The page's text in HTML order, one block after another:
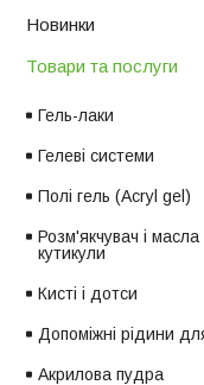
Новинки
Товари та послуги
Гель-лаки
Гелеві системи
Полі гель (Acryl gel)
Розм'якчувач і
кутикули
Кисті і дотси
Допоміжні рідини для
Акрилова пудра